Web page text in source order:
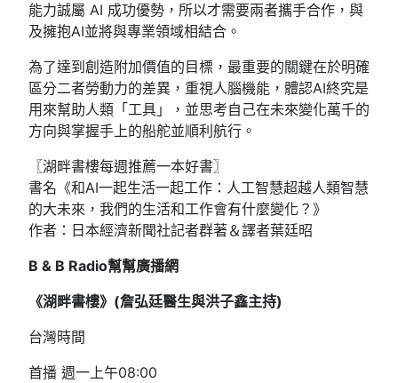
能力誠屬 AI 成功優勢，所以才需要兩者攜手合作，與
及擁抱AI並將與專業領域相結合。
為了達到創造附加價值的目標，最重要的關鍵在於明確
區分二者勞動力的差異，重視人腦機能，體認AI終究是
用來幫助人類「工具」，並思考自己在未來變化萬千的
方向與掌握手上的船舵並順利航行。
〖湖畔書樓每週推薦一本好書〗
書名《和AI一起生活一起工作：人工智慧超越人類智慧
的大未來，我們的生活和工作會有什麼變化？》
作者：日本經濟新聞社記者群著＆譯者葉廷昭
B & B Radio幫幫廣播網
《湖畔書樓》(詹弘廷醫生與洪子鑫主持)
台灣時間
首播 週一上午08:00